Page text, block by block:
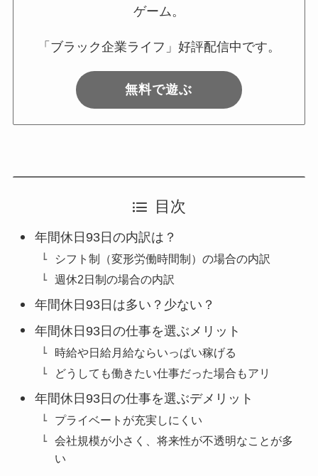
ゲーム。
「ブラック企業ライフ」好評配信中です。
無料で遊ぶ
目次
年間休日93日の内訳は？
シフト制（変形労働時間制）の場合の内訳
週休2日制の場合の内訳
年間休日93日は多い？少ない？
年間休日93日の仕事を選ぶメリット
時給や日給月給ならいっぱい稼げる
どうしても働きたい仕事だった場合もアリ
年間休日93日の仕事を選ぶデメリット
プライベートが充実しにくい
会社規模が小さく、将来性が不透明なことが多
い